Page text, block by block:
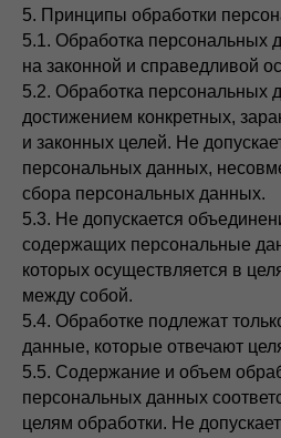
5. Принципы обработки
5.1. Обработка персональных
на законной и справедливой
5.2. Обработка персональных
достижением конкретных,
и законных целей. Не
персональных данных,
сбора персональных данных.
5.3. Не допускается
содержащих персональные
которых осуществляется в
между собой.
5.4. Обработке подлежат
данные, которые отвечают
5.5. Содержание и объем
персональных данных
целям обработки. Не